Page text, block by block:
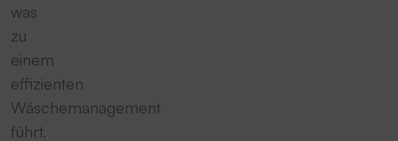
was
zu
einem
effizienten
Wäschemanagement
führt.